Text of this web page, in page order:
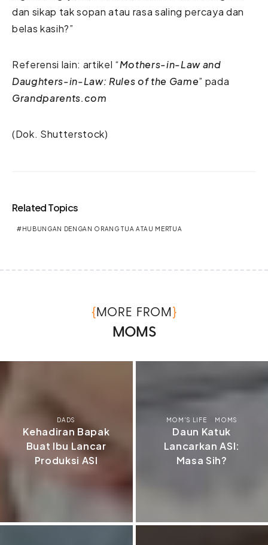
dan sikap tak sopan atau rasa saling percaya dan
belas kasih?”
Referensi lain: artikel “Mothers-in-Law and
Daughters-in-Law: Rules of the Game” pada
Grandparents.com
(Dok. Shutterstock)
Related Topics
HUBUNGAN DENGAN ORANG TUA ATAU MERTUA
{MORE FROM}
MOMS
DADS
Kehadiran Bapak
Buat Ibu Lancar
Produksi ASI
MOM'S LIFE MOMS
Daun Katuk
Lancarkan ASI:
Masa Sih?